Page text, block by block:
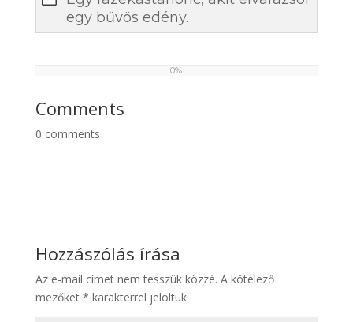
egy bűvös edény.
0%
Comments
0 comments
Hozzászólás írása
Az e-mail címet nem tesszük közzé. A kötelező
mezőket * karakterrel jelöltük